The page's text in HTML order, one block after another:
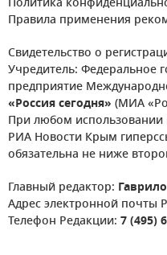
Политика
Правила применения
Свидетельство о
Учредитель: Федеральное
предприятие
«Россия сегодня» (МИА
При любом использовании
РИА Новости Крым
обязательна не ниже
Главный редактор:
Адрес электронной почты
Телефон Редакции: 7 (495)